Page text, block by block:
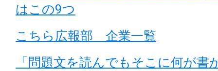
はこの9つ
こちら広報部 企業一覧
「問題文を読んでもそこに何が書